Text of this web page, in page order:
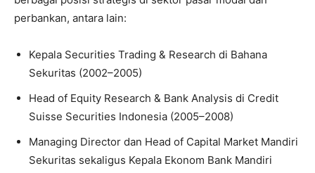
perbankan, antara lain:
Kepala Securities Trading & Research di Bahana
Sekuritas (2002–2005)
Head of Equity Research & Bank Analysis di Credit
Suisse Securities Indonesia (2005–2008)
Managing Director dan Head of Capital Market Mandiri
Sekuritas sekaligus Kepala Ekonom Bank Mandiri